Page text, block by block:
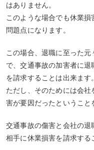
はありません。
このような場合でも休業
問題点になります。
この場合、退職に至った
で、交通事故の加害者に
を請求することは出来ます。
ただし、そのためには会社
害が要因だったということ
交通事故の傷害と会社の退
相手に休業損害を請求する